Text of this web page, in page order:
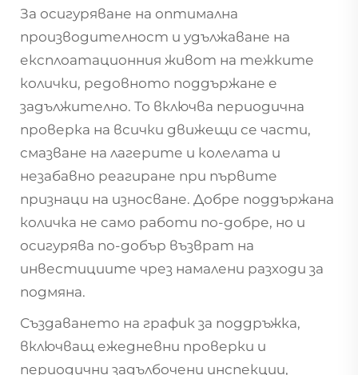
За осигуряване на оптимална
производителност и удължаване на
експлоатационния живот на тежките
колички, редовното поддържане е
задължително. То включва периодична
проверка на всички движещи се части,
смазване на лагерите и колелата и
незабавно реагиране при първите
признаци на износване. Добре поддържана
количка не само работи по-добре, но и
осигурява по-добър възврат на
инвестициите чрез намалени разходи за
подмяна.
Създаването на график за поддръжка,
включващ ежедневни проверки и
периодични задълбочени инспекции,